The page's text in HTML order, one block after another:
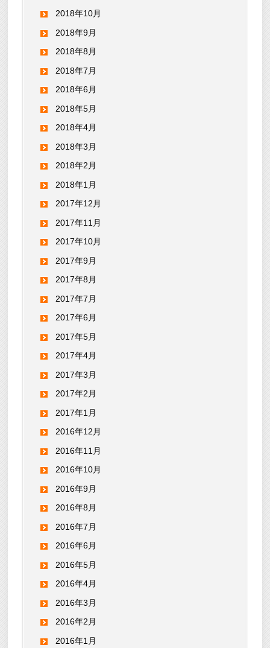
2018年10月
2018年9月
2018年8月
2018年7月
2018年6月
2018年5月
2018年4月
2018年3月
2018年2月
2018年1月
2017年12月
2017年11月
2017年10月
2017年9月
2017年8月
2017年7月
2017年6月
2017年5月
2017年4月
2017年3月
2017年2月
2017年1月
2016年12月
2016年11月
2016年10月
2016年9月
2016年8月
2016年7月
2016年6月
2016年5月
2016年4月
2016年3月
2016年2月
2016年1月